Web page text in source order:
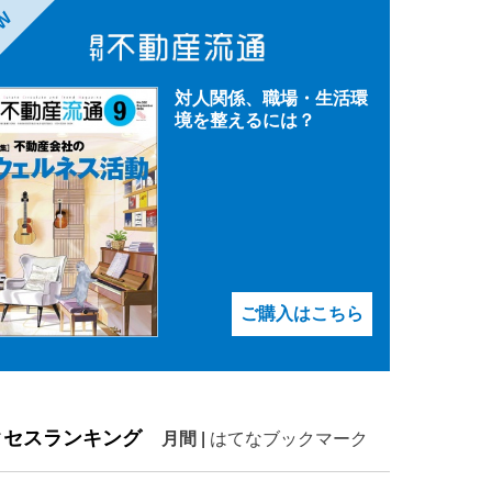
対人関係、職場・生活環
境を整えるには？
ご購入はこちら
セスランキング 月間 はてなブックマーク